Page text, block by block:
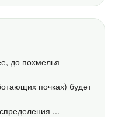
до похмелья
почках) будет
...